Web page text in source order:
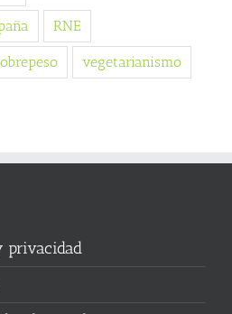
RNE
vegetarianismo
privacidad